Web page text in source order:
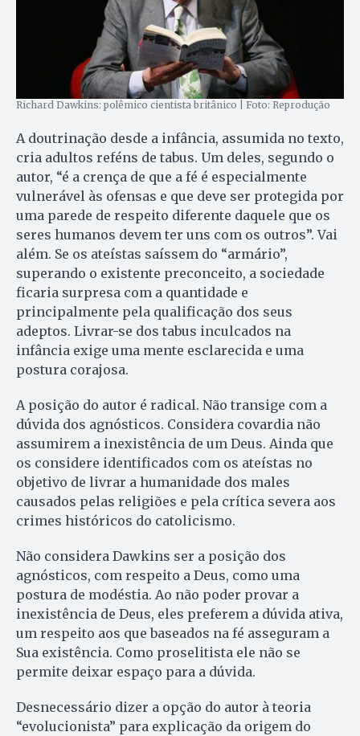
Richard Dawkins: polêmico cientista britânico | Foto: Reprodução
A doutrinação desde a infância, assumida no texto,
cria adultos reféns de tabus. Um deles, segundo o
autor, “é a crença de que a fé é especialmente
vulnerável às ofensas e que deve ser protegida por
uma parede de respeito diferente daquele que os
seres humanos devem ter uns com os outros”. Vai
além. Se os ateístas saíssem do “armário”,
superando o existente preconceito, a sociedade
ficaria surpresa com a quantidade e
principalmente pela qualificação dos seus
adeptos. Livrar-se dos tabus inculcados na
infância exige uma mente esclarecida e uma
postura corajosa.
A posição do autor é radical. Não transige com a
dúvida dos agnósticos. Considera covardia não
assumirem a inexistência de um Deus. Ainda que
os considere identificados com os ateístas no
objetivo de livrar a humanidade dos males
causados pelas religiões e pela crítica severa aos
crimes históricos do catolicismo.
Não considera Dawkins ser a posição dos
agnósticos, com respeito a Deus, como uma
postura de modéstia. Ao não poder provar a
inexistência de Deus, eles preferem a dúvida ativa,
um respeito aos que baseados na fé asseguram a
Sua existência. Como proselitista ele não se
permite deixar espaço para a dúvida.
Desnecessário dizer a opção do autor à teoria
“evolucionista” para explicação da origem do